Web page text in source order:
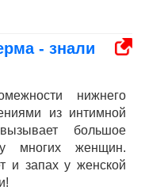
- знали
нижнего
из интимной
большое
у многих женщин.
и запах у женской